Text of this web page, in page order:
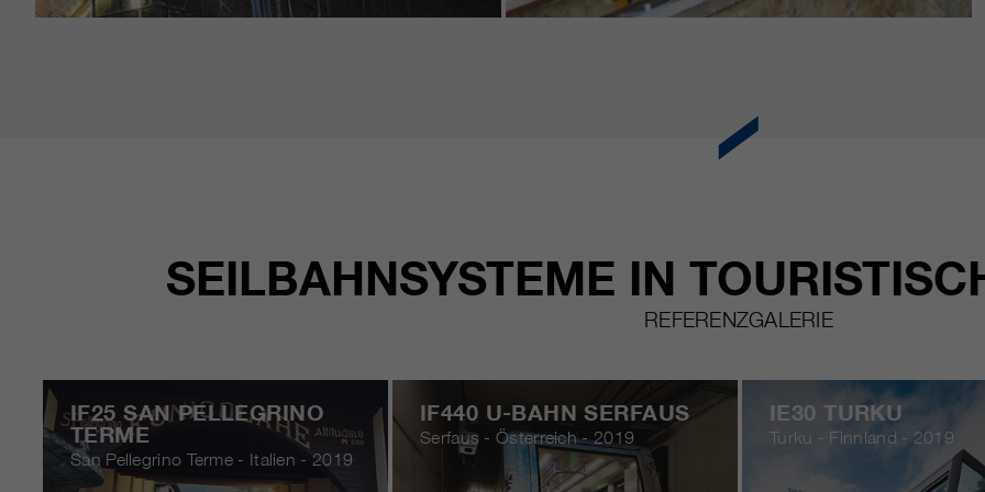
SEILBAHNSYSTEME IN
REFERENZGALERIE
IF25 SAN PELLEGRINO
TERME
San Pellegrino Terme - Italien - 2019
IF440 U-BAHN SERFAUS
Serfaus - Österreich - 2019
IE30 TURKU
Turku - Finnland - 2019